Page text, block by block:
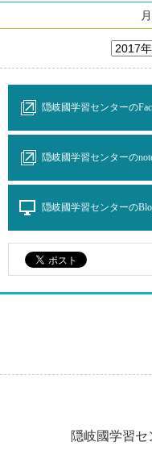
隠岐國学習センターの
隠岐國学習センターの
隠岐國学習センターの
隠岐國学習